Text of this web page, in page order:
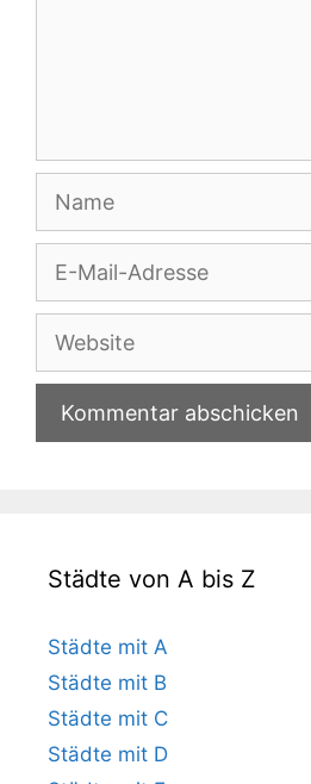
Adresse
Website
Städte von A bis Z
Städte mit A
Städte mit B
Städte mit C
Städte mit D